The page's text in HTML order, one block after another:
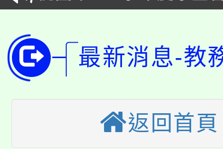
生本土語及新住民語歌
公告本校115學年度第
代理(課)教師甄選結果(
公告本校115學年度第
代理(課)教師甄選結果(
轉知中國文化大學推廣
程，歡迎學生輔導中心
縣市「校園短影音徵
桃園市115學年度學生
「桃園市補助參觀特色
最新消息-教
返回首頁